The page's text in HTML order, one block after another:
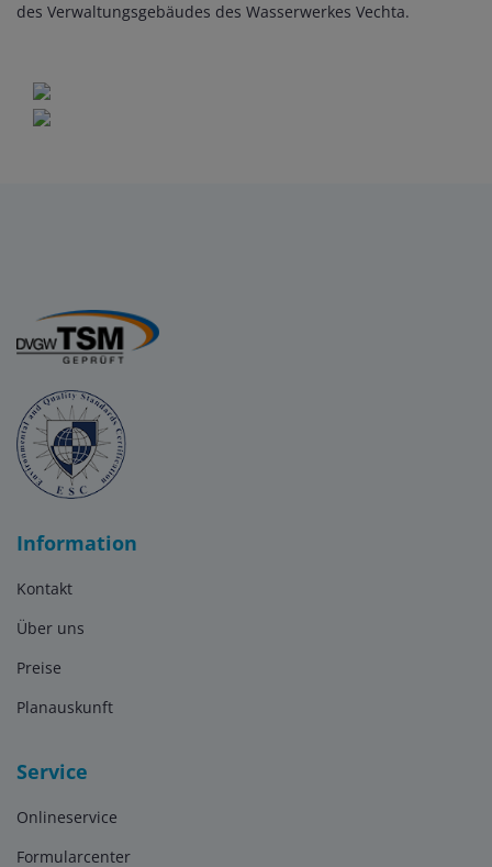
des Verwaltungsgebäudes des Wasserwerkes Vechta.
Information
Kontakt
Über uns
Preise
Planauskunft
Service
Onlineservice
Formularcenter